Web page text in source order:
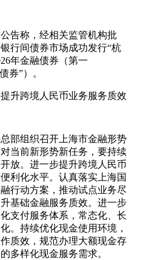
告称，经相关监管机构批
行间债券市场成功发行“杭
年金融债券（第一
券”）。
升跨境人民币业务服务质效
部组织召开上海市金融形势
当前新形势新任务，要持续
放。进一步提升跨境人民币
利化水平。认真落实上海国
行动方案，推动试点业务尽
基础金融服务质效。进一步
支付服务体系，常态化、长
。持续优化现金使用环境，
质效，规范办理大额现金存
多样化现金服务需求。